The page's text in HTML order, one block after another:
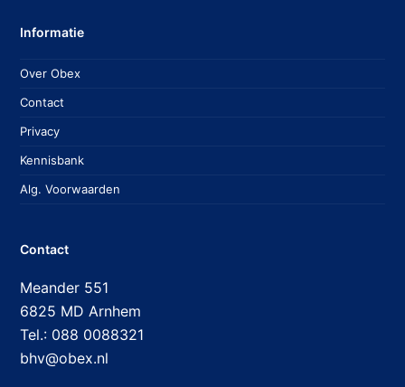
Informatie
Over Obex
Contact
Privacy
Kennisbank
Alg. Voorwaarden
Contact
Meander 551
6825 MD Arnhem
Tel.: 088 0088321
bhv@obex.nl